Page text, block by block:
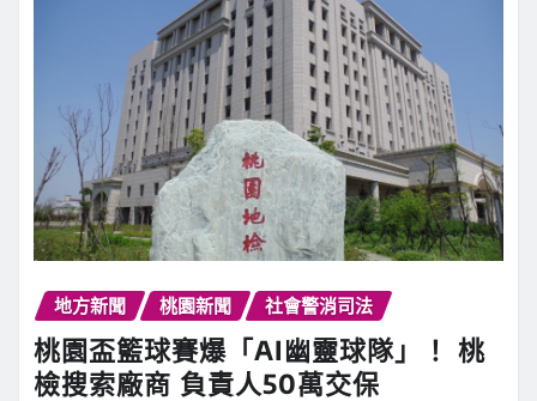
地方新聞 桃園新聞 社會警消司法
桃園盃籃球賽爆「AI幽靈球隊」！ 桃
檢搜索廠商 負責人50萬交保